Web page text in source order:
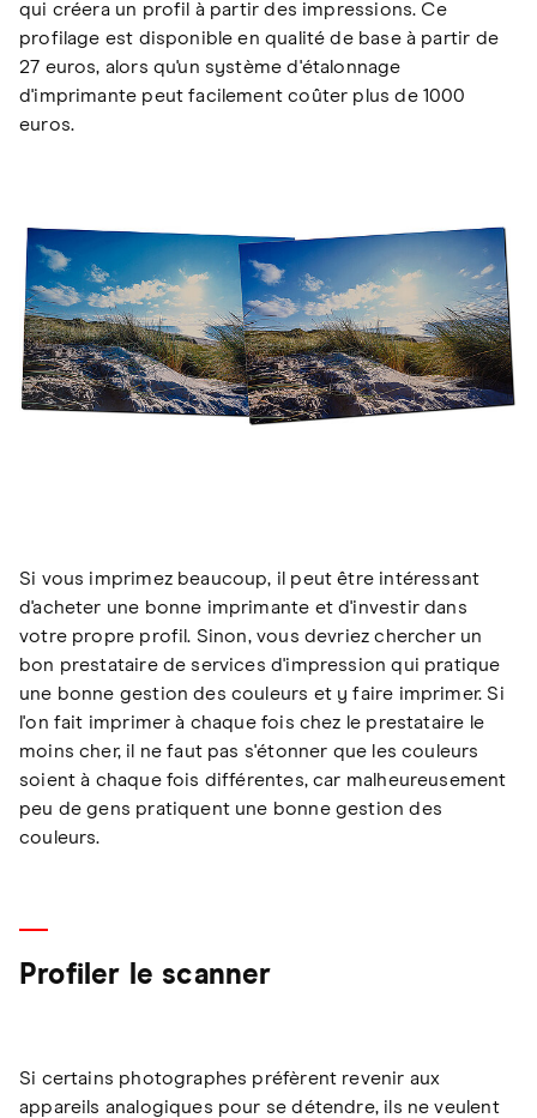
qui créera un profil à partir des impressions. Ce
profilage est disponible en qualité de base à partir de
27 euros, alors qu'un système d'étalonnage
d'imprimante peut facilement coûter plus de 1000
euros.
Si vous imprimez beaucoup, il peut être intéressant
d'acheter une bonne imprimante et d'investir dans
votre propre profil. Sinon, vous devriez chercher un
bon prestataire de services d'impression qui pratique
une bonne gestion des couleurs et y faire imprimer. Si
l'on fait imprimer à chaque fois chez le prestataire le
moins cher, il ne faut pas s'étonner que les couleurs
soient à chaque fois différentes, car malheureusement
peu de gens pratiquent une bonne gestion des
couleurs.
Profiler le scanner
Si certains photographes préfèrent revenir aux
appareils analogiques pour se détendre, ils ne veulent